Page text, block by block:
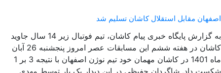
اصفهان مقابل استقلال کاشان تسلیم شد
به گزارش پایگاه خبری پیام کاشان، تیم فوتبال زیر 14 سال جاوید
کاشان در هفته ششم این مسابقات عصر امروز پنجشنبه 26 آبان
ماه 1401 در کاشان مهمان خود تیم نوژن اصفهان با نتیجه 3 بر 1
شکست داد. شاگردان حفیظی در این دیدار یک بار توسط مهدی